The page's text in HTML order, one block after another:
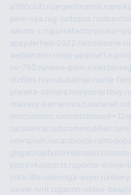
a380club.ruargentinamia.ru
perk-oka.rug-octopus.ru
naruto-x.rupursefactory.rutor-
spayderhed-2022.ru movieone.ru
webamator.ru ma-absolut1.ru
nv-750.ru news-plain.ru
dizfiles.ruyoutubefree.ruaria-
planeta-samara.ru mysmartbuy.ru
matrasy-kemerovo.ruashanet.ru
dotcustoms.ru
narasimha.rudjcommodities.ru
newsplain.rucardvoice.ru
gbget.rualfeihavsalnassr.ru
petrovkasports.ruporno-online-
york-life.rudoroga-expo.ru
slovar-ivrit.ruporno-video-